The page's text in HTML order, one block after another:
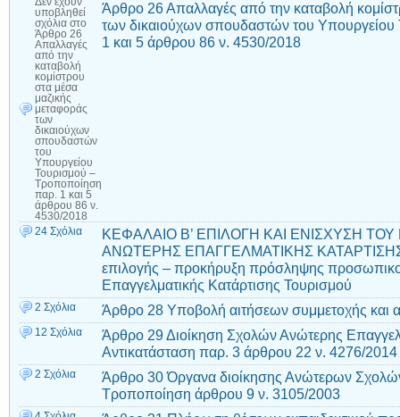
υποβληθεί
σχόλια στο
Άρθρο 26
Απαλλαγές
από την
καταβολή
κομίστρου
στα μέσα
μαζικής
μεταφοράς
των
δικαιούχων
σπουδαστών
του
Υπουργείου
Τουρισμού –
Τροποποίηση
παρ. 1 και 5
άρθρου 86 ν.
4530/2018
Άρθρο 26 Απαλλαγές από την καταβολή
των δικαιούχων σπουδαστών του
1 και 5 άρθρου 86 ν. 4530/2018
24 Σχόλια
ΚΕΦΑΛΑΙΟ Β’ ΕΠΙΛΟΓΗ ΚΑΙ ΕΝΙΣΧΥΣΗ
ΑΝΩΤΕΡΗΣ ΕΠΑΓΓΕΛΜΑΤΙΚΗΣ ΚΑΤΑΡΤΙΣΗΣ
επιλογής – προκήρυξη πρόσληψης
Επαγγελματικής Κατάρτισης Τουρισμού
2 Σχόλια Άρθρο 28 Υποβολή αιτήσεων συμμετοχής και
12 Σχόλια
Άρθρο 29 Διοίκηση Σχολών Ανώτερης
Αντικατάσταση παρ. 3 άρθρου 22 ν. 4276/2014
2 Σχόλια
Άρθρο 30 Όργανα διοίκησης Ανώτερων
Τροποποίηση άρθρου 9 ν. 3105/2003